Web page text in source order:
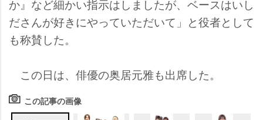
か』など細かい指示はしましたが、ベースはいし
ださんが好きにやっていただいて」と役者として
も称賛した。
この日は、俳優の奥居元雅も出席した。
この記事の画像